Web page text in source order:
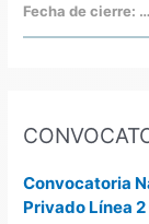
Fecha de cierre: …
Convocatoria
Privado Línea 2